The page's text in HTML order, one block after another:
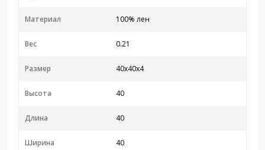
Материал 100% лен
Вес 0.21
Размер 40x40x4
Высота 40
Длина 40
Ширина 40